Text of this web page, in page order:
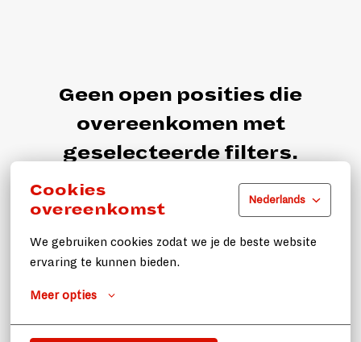
Cookies
overeenkomst
Nederlands
We gebruiken cookies zodat we je de beste website
ervaring te kunnen bieden.
Meer opties
Geen open posities die
overeenkomen met
geselecteerde filters.